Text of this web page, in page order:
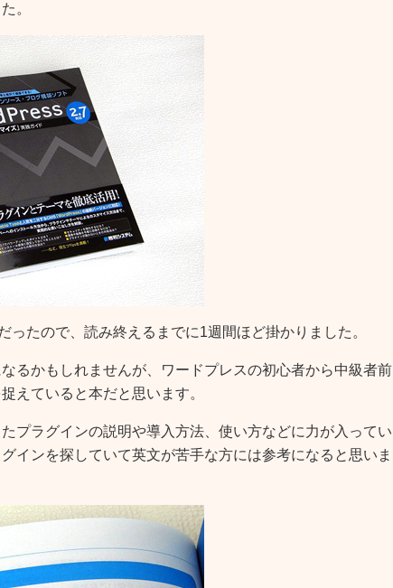
。
ったので、読み終えるまでに1週間ほど掛かりました。
るかもしれませんが、ワードプレスの初心者から中級者前
えていると本だと思います。
プラグインの説明や導入方法、使い方などに力が入ってい
インを探していて英文が苦手な方には参考になると思いま